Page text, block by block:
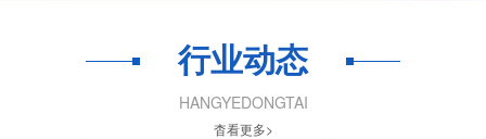
行业动态
HANGYEDONGTAI
杳看更多>